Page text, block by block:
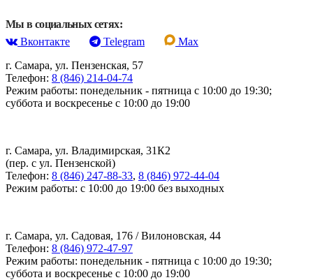
Мы в социальных сетях:
Вконтакте
Telegram
Max
г. Самара, ул. Пензенская, 57
Телефон: 8 (846) 214-04-74
Режим работы: понедельник - пятница с 10:00 до 19:30;
суббота и воскресенье с 10:00 до 19:00
г. Самара, ул. Владимирская, 31К2
(пер. с ул. Пензенской)
Телефон: 8 (846) 247-88-33, 8 (846) 972-44-04
Режим работы: с 10:00 до 19:00 без выходных
г. Самара, ул. Садовая, 176 / Вилоновская, 44
Телефон: 8 (846) 972-47-97
Режим работы: понедельник - пятница с 10:00 до 19:30;
суббота и воскресенье с 10:00 до 19:00